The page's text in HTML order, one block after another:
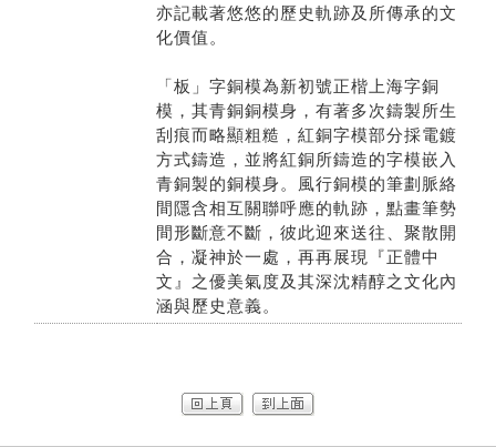
亦記載著悠悠的歷史軌跡及所傳承的文
化價值。
「板」字銅模為新初號正楷上海字銅
模，其青銅銅模身，有著多次鑄製所生
刮痕而略顯粗糙，紅銅字模部分採電鍍
方式鑄造，並將紅銅所鑄造的字模嵌入
青銅製的銅模身。風行銅模的筆劃脈絡
間隱含相互關聯呼應的軌跡，點畫筆勢
間形斷意不斷，彼此迎來送往、聚散開
合，凝神於一處，再再展現『正體中
文』之優美氣度及其深沈精醇之文化內
涵與歷史意義。